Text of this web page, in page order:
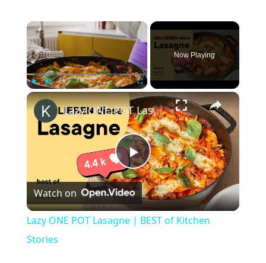
×
Play Unmute Fullscreen
Now Playing
×
P
l
Lazy ONE POT Lasagne | BEST of Kitchen Stories
Watch on
Lazy ONE POT Lasagne | BEST of Kitchen
Stories